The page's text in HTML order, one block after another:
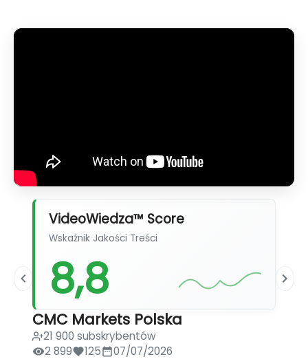
VideoWiedza™ Score
Wskaźnik Jakości Treści
8,8
CMC Markets Polska
21 900 subskrybentów
2 899
125 07/07/2026